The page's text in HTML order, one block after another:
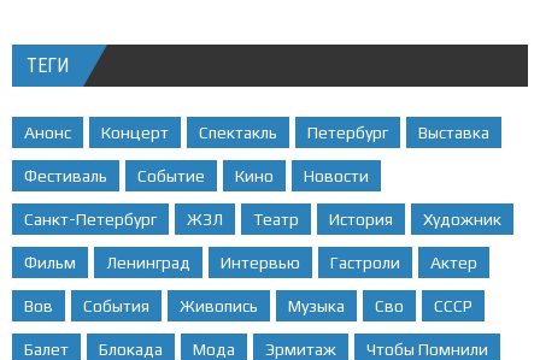
ТЕГИ
Анонс Концерт Спектакль Петербург Выставка
Фестиваль Событие Кино Новости
Санкт-Петербург ЖЗЛ Театр История Художник
Фильм Ленинград Интервью Гастроли Актер
Вов События Живопись Музыка Сво СССР
Балет Блокада Мода Эрмитаж Чтобы Помнили